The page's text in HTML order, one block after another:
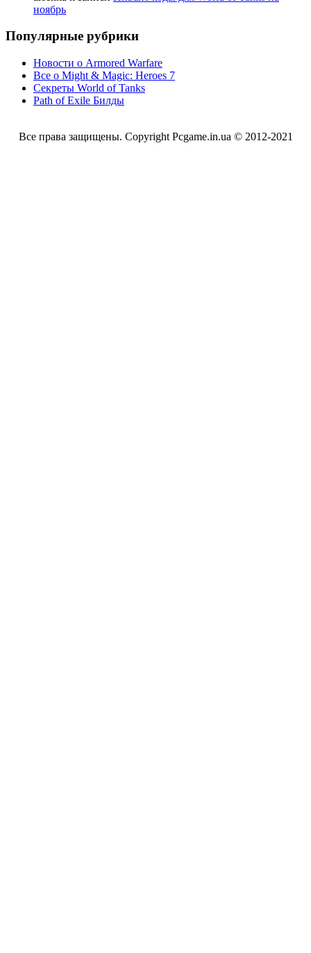
ноябрь
Популярные рубрики
Новости о Armored Warfare
Все о Might & Magic: Heroes 7
Секреты World of Tanks
Path of Exile Билды
Все права защищены. Copyright Pcgame.in.ua © 2012-2021